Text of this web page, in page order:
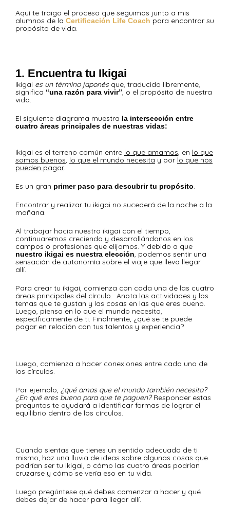
Aquí te traigo el proceso que seguimos junto a mis
alumnos de la Certificación Life Coach para encontrar su
propósito de vida.
1. Encuentra tu Ikigai
Ikigai es un término japonésque, traducido libremente,
significa “una razón para vivir”, o el propósito de nuestra
vida.
El siguiente diagrama muestra la intersección entre
cuatro áreas principales de nuestras vidas:
Ikigai es el terreno común entre lo que amamos, en lo que
somos buenos, lo que el mundo necesita y por lo que nos
pueden pagar.
Es un gran primer paso para descubrir tu propósito.
Encontrar y realizar tu ikigai no sucederá de la noche a la
mañana.
Al trabajar hacia nuestro ikigai con el tiempo,
continuaremos creciendo y desarrollándonos en los
campos o profesiones que elijamos. Y debido a que
nuestro ikigai es nuestra elección, podemos sentir una
sensación de autonomía sobre el viaje que lleva llegar
allí.
Para crear tu ikigai, comienza con cada una de las cuatro
áreas principales del círculo. Anota las actividades y los
temas que te gustan y las cosas en las que eres bueno.
Luego, piensa en lo que el mundo necesita,
específicamente de ti. Finalmente, ¿qué se te puede
pagar en relación con tus talentos y experiencia?
Luego, comienza a hacer conexiones entre cada uno de
los círculos.
Por ejemplo, ¿qué amas que el mundo también necesita?
¿En qué eres bueno para que te paguen?Responder estas
preguntas te ayudará a identificar formas de lograr el
equilibrio dentro de los círculos.
Cuando sientas que tienes un sentido adecuado de ti
mismo, haz una lluvia de ideas sobre algunas cosas que
podrían ser tu ikigai, o cómo las cuatro áreas podrían
cruzarse y cómo se vería eso en tu vida.
Luego pregúntese qué debes comenzar a hacer y qué
debes dejar de hacer para llegar allí.